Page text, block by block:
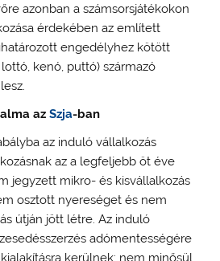
azonban a számsorsjátékokon
érdekében az említett
engedélyhez kötött
kenó, puttó) származó
azSzja-ban
az induló vállalkozás
az a legfeljebb öt éve
jegyzett mikro- és kisvállalkozás
osztott nyereséget és nem
útján jött létre. Az induló
adómentességére